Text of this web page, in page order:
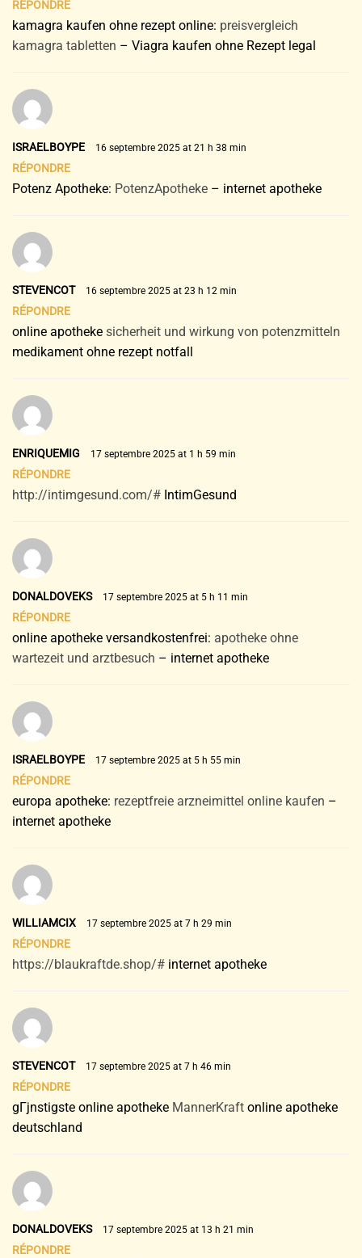
RÉPONDRE
kamagra kaufen ohne rezept online: preisvergleich
kamagra tabletten – Viagra kaufen ohne Rezept legal
ISRAELBOYPE 16 septembre 2025 at 21 h 38 min
RÉPONDRE
Potenz Apotheke: PotenzApotheke – internet apotheke
STEVENCOT 16 septembre 2025 at 23 h 12 min
RÉPONDRE
online apotheke sicherheit und wirkung von potenzmitteln
medikament ohne rezept notfall
ENRIQUEMIG 17 septembre 2025 at 1 h 59 min
RÉPONDRE
http://intimgesund.com/# IntimGesund
DONALDOVEKS 17 septembre 2025 at 5 h 11 min
RÉPONDRE
online apotheke versandkostenfrei: apotheke ohne
wartezeit und arztbesuch – internet apotheke
ISRAELBOYPE 17 septembre 2025 at 5 h 55 min
RÉPONDRE
europa apotheke: rezeptfreie arzneimittel online kaufen –
internet apotheke
WILLIAMCIX 17 septembre 2025 at 7 h 29 min
RÉPONDRE
https://blaukraftde.shop/# internet apotheke
STEVENCOT 17 septembre 2025 at 7 h 46 min
RÉPONDRE
gГјnstigste online apotheke MannerKraft online apotheke
deutschland
DONALDOVEKS 17 septembre 2025 at 13 h 21 min
RÉPONDRE